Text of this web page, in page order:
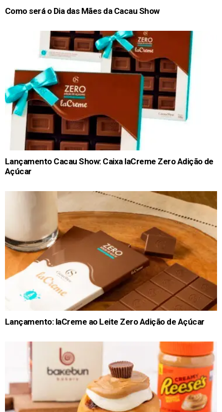
Como será o Dia das Mães da Cacau Show
Lançamento Cacau Show: Caixa laCreme Zero Adição de
Açúcar
Lançamento: laCreme ao Leite Zero Adição de Açúcar